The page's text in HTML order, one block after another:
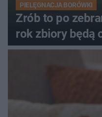
PIELĘGNACJA BORÓWKI
Zrób to po
rok zbiory będą